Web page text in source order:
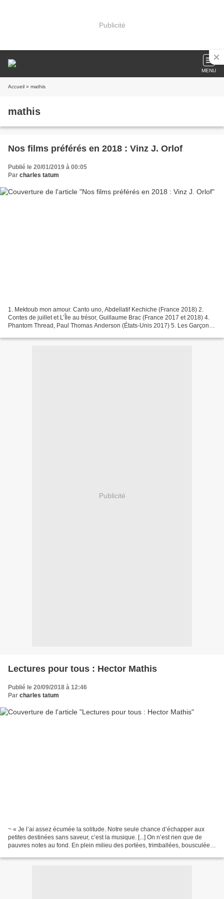
Publicité
MENU
Accueil » mathis
mathis
Nos films préférés en 2018 : Vinz J. Orlof
Publié le 20/01/2019 à 00:05
Par charles tatum
1. Mektoub mon amour. Canto uno, Abdellatif Kechiche (France 2018) 2.
Contes de juillet et L’Île au trésor, Guillaume Brac (France 2017 et 2018) 4.
Phantom Thread, Paul Thomas Anderson (États-Unis 2017) 5. Les Garçons
Publicité
Lectures pour tous : Hector Mathis
Publié le 20/09/2018 à 12:46
Par charles tatum
~ « Je l’ai assez écumée la solitude. Notre seule chance d’échapper aux
petites destinées sans saveur, c’est la musique. [...] On n’est rien que de
pauvres notes au fond. En plein milieu des portées, trimballées, bousculées,